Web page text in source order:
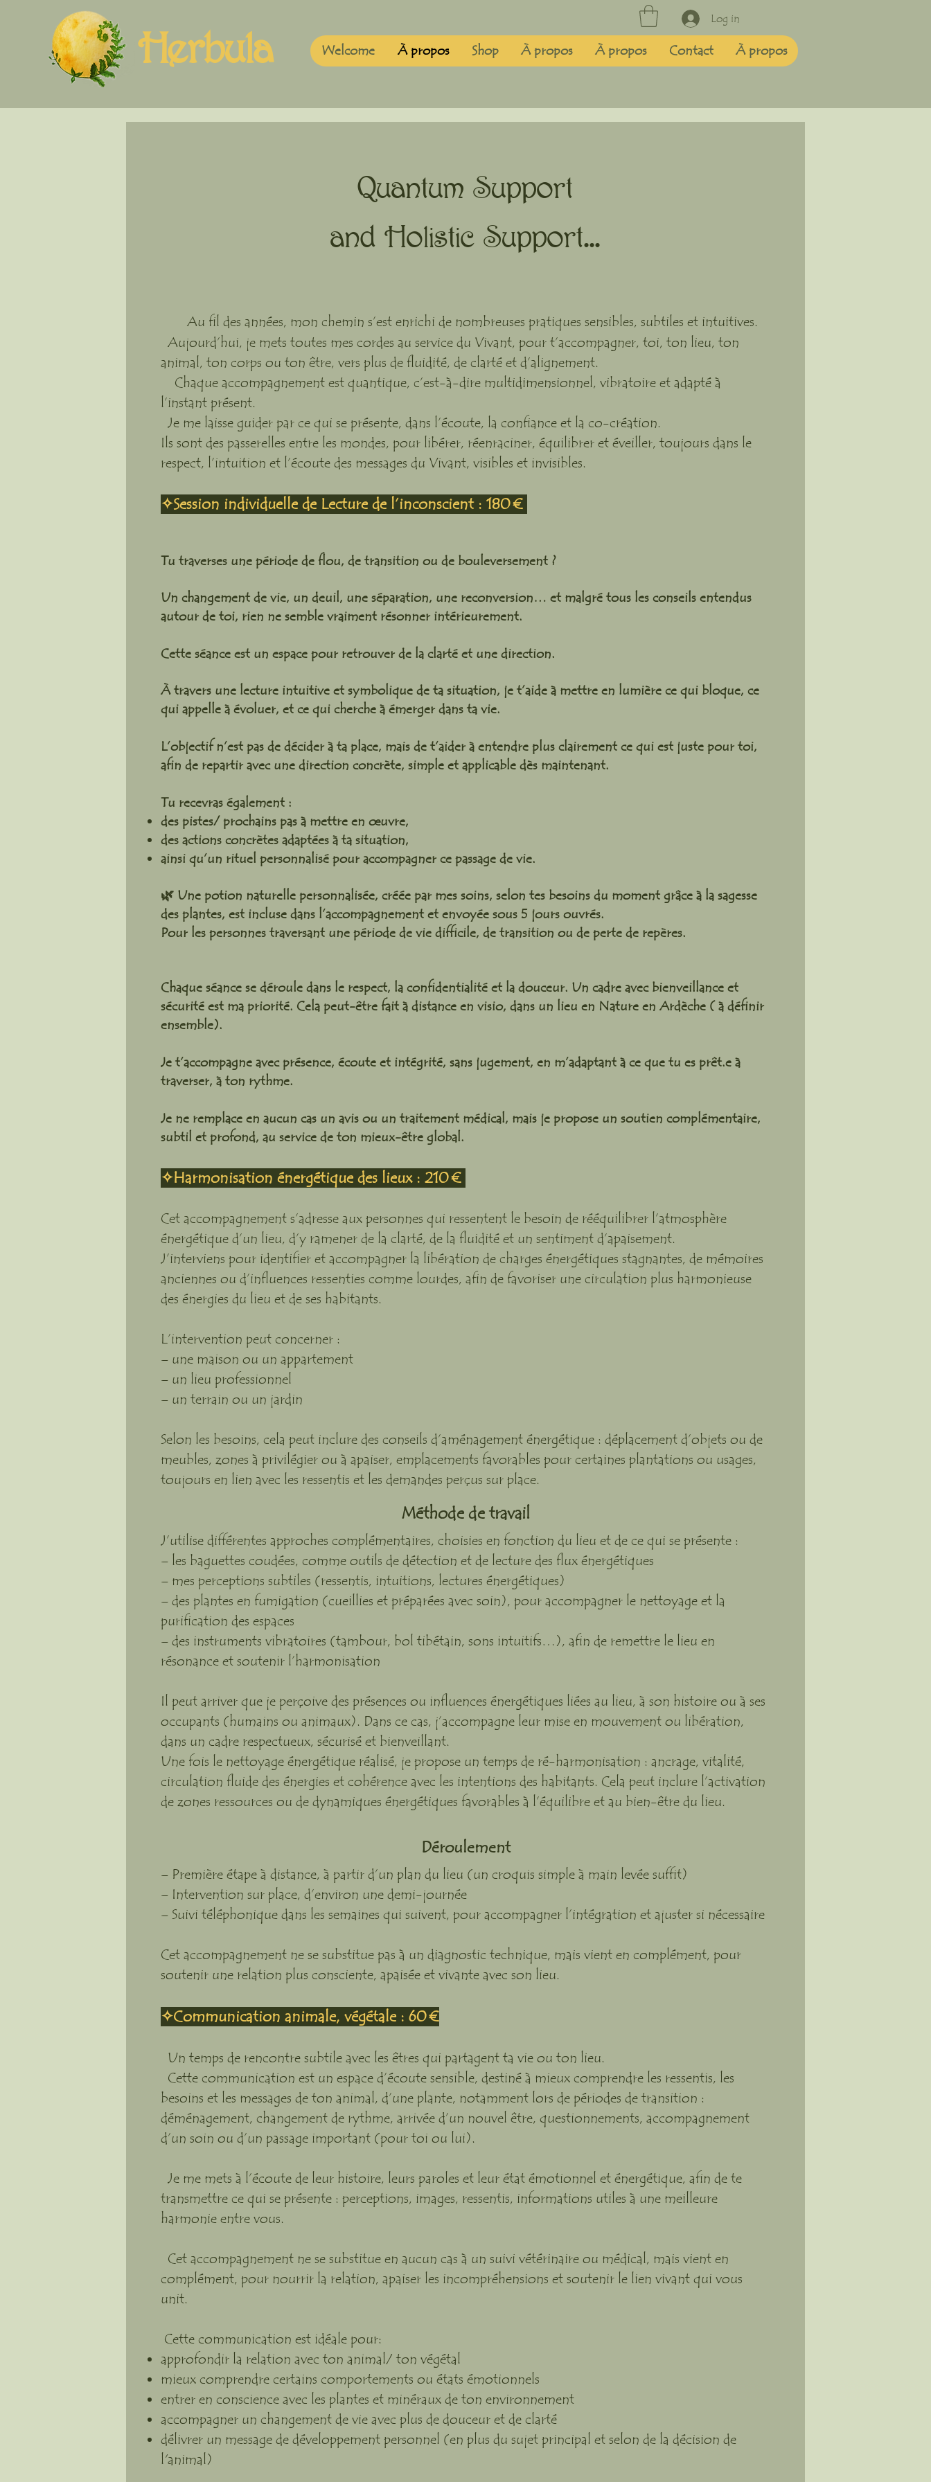
Herbula
Log in
Welcome À propos Shop À propos À propos Contact À propos
Quantum Support
and Holistic Support...
Au fil des années, mon chemin s’est enrichi de nombreuses pratiques sensibles, subtiles et intuitives.
Aujourd’hui, je mets toutes mes cordes au service du Vivant, pour t’accompagner, toi, ton lieu, ton
animal, ton corps ou ton être, vers plus de fluidité, de clarté et d’alignement.
Chaque accompagnement est quantique, c’est-à-dire multidimensionnel, vibratoire et adapté à
l’instant présent.
Je me laisse guider par ce qui se présente, dans l’écoute, la confiance et la co-création.
Ils sont des passerelles entre les mondes, pour libérer, réenraciner, équilibrer et éveiller, toujours dans le
respect, l’intuition et l’écoute des messages du Vivant, visibles et invisibles.
✧Session individuelle de Lecture de l’inconscient : 180 €
Tu traverses une période de flou, de transition ou de bouleversement ?
Un changement de vie, un deuil, une séparation, une reconversion… et malgré tous les conseils entendus
autour de toi, rien ne semble vraiment résonner intérieurement.
Cette séance est un espace pour retrouver de la clarté et une direction.
À travers une lecture intuitive et symbolique de ta situation, je t’aide à mettre en lumière ce qui bloque, ce
qui appelle à évoluer, et ce qui cherche à émerger dans ta vie.
L’objectif n’est pas de décider à ta place, mais de t’aider à entendre plus clairement ce qui est juste pour toi,
afin de repartir avec une direction concrète, simple et applicable dès maintenant.
Tu recevras également :
des pistes/ prochains pas à mettre en œuvre,
des actions concrètes adaptées à ta situation,
ainsi qu’un rituel personnalisé pour accompagner ce passage de vie.
🌿 Une potion naturelle personnalisée, créée par mes soins, selon tes besoins du moment grâce à la sagesse
des plantes, est incluse dans l’accompagnement et envoyée sous 5 jours ouvrés.
Pour les personnes traversant une période de vie difficile, de transition ou de perte de repères.
Chaque séance se déroule dans le respect, la confidentialité et la douceur. Un cadre avec bienveillance et
sécurité est ma priorité. Cela peut-être fait à distance en visio, dans un lieu en Nature en Ardèche ( à définir
ensemble).
Je t’accompagne avec présence, écoute et intégrité, sans jugement, en m’adaptant à ce que tu es prêt.e à
traverser, à ton rythme.
Je ne remplace en aucun cas un avis ou un traitement médical, mais je propose un soutien complémentaire,
subtil et profond, au service de ton mieux-être global.
✧Harmonisation énergétique des lieux : 210 €
Cet accompagnement s’adresse aux personnes qui ressentent le besoin de rééquilibrer l’atmosphère
énergétique d’un lieu, d’y ramener de la clarté, de la fluidité et un sentiment d’apaisement.
J’interviens pour identifier et accompagner la libération de charges énergétiques stagnantes, de mémoires
anciennes ou d’influences ressenties comme lourdes, afin de favoriser une circulation plus harmonieuse
des énergies du lieu et de ses habitants.
L’intervention peut concerner :
– une maison ou un appartement
– un lieu professionnel
– un terrain ou un jardin
Selon les besoins, cela peut inclure des conseils d’aménagement énergétique : déplacement d’objets ou de
meubles, zones à privilégier ou à apaiser, emplacements favorables pour certaines plantations ou usages,
toujours en lien avec les ressentis et les demandes perçus sur place.
Méthode de travail
J’utilise différentes approches complémentaires, choisies en fonction du lieu et de ce qui se présente :
– les baguettes coudées, comme outils de détection et de lecture des flux énergétiques
– mes perceptions subtiles (ressentis, intuitions, lectures énergétiques)
– des plantes en fumigation (cueillies et préparées avec soin), pour accompagner le nettoyage et la
purification des espaces
– des instruments vibratoires (tambour, bol tibétain, sons intuitifs…), afin de remettre le lieu en
résonance et soutenir l’harmonisation
Il peut arriver que je perçoive des présences ou influences énergétiques liées au lieu, à son histoire ou à ses
occupants (humains ou animaux). Dans ce cas, j’accompagne leur mise en mouvement ou libération,
dans un cadre respectueux, sécurisé et bienveillant.
Une fois le nettoyage énergétique réalisé, je propose un temps de ré-harmonisation : ancrage, vitalité,
circulation fluide des énergies et cohérence avec les intentions des habitants. Cela peut inclure l’activation
de zones ressources ou de dynamiques énergétiques favorables à l’équilibre et au bien-être du lieu.
Déroulement
– Première étape à distance, à partir d’un plan du lieu (un croquis simple à main levée suffit)
– Intervention sur place, d’environ une demi-journée
– Suivi téléphonique dans les semaines qui suivent, pour accompagner l’intégration et ajuster si nécessaire
Cet accompagnement ne se substitue pas à un diagnostic technique, mais vient en complément, pour
soutenir une relation plus consciente, apaisée et vivante avec son lieu.
✧Communication animale, végétale : 60 €
Un temps de rencontre subtile avec les êtres qui partagent ta vie ou ton lieu.
Cette communication est un espace d’écoute sensible, destiné à mieux comprendre les ressentis, les
besoins et les messages de ton animal, d’une plante, notamment lors de périodes de transition :
déménagement, changement de rythme, arrivée d’un nouvel être, questionnements, accompagnement
d’un soin ou d’un passage important (pour toi ou lui).
Je me mets à l’écoute de leur histoire, leurs paroles et leur état émotionnel et énergétique, afin de te
transmettre ce qui se présente : perceptions, images, ressentis, informations utiles à une meilleure
harmonie entre vous.
Cet accompagnement ne se substitue en aucun cas à un suivi vétérinaire ou médical, mais vient en
complément, pour nourrir la relation, apaiser les incompréhensions et soutenir le lien vivant qui vous
unit.
Cette communication est idéale pour:
approfondir la relation avec ton animal/ ton végétal
mieux comprendre certains comportements ou états émotionnels
entrer en conscience avec les plantes et minéraux de ton environnement
accompagner un changement de vie avec plus de douceur et de clarté
délivrer un message de développement personnel (en plus du sujet principal et selon de la décision de
l'animal)